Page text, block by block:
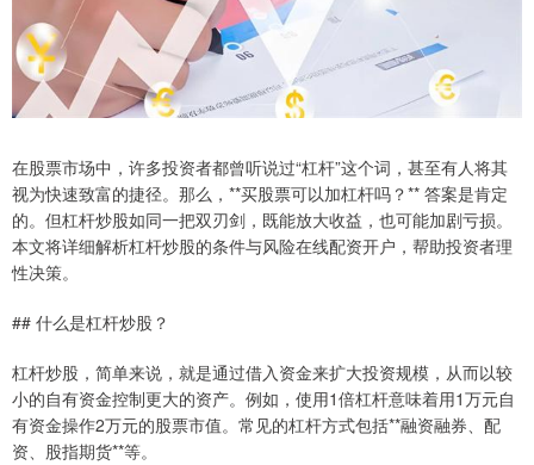
在股票市场中，许多投资者都曾听说过“杠杆”这个词，甚至有人将其
视为快速致富的捷径。那么，**买股票可以加杠杆吗？** 答案是肯定
的。但杠杆炒股如同一把双刃剑，既能放大收益，也可能加剧亏损。
本文将详细解析杠杆炒股的条件与风险在线配资开户，帮助投资者理
性决策。
## 什么是杠杆炒股？
杠杆炒股，简单来说，就是通过借入资金来扩大投资规模，从而以较
小的自有资金控制更大的资产。例如，使用1倍杠杆意味着用1万元自
有资金操作2万元的股票市值。常见的杠杆方式包括**融资融券、配
资、股指期货**等。